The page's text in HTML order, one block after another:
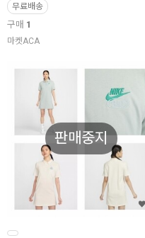
무료배송
구매 1
마켓ACA
판매중지